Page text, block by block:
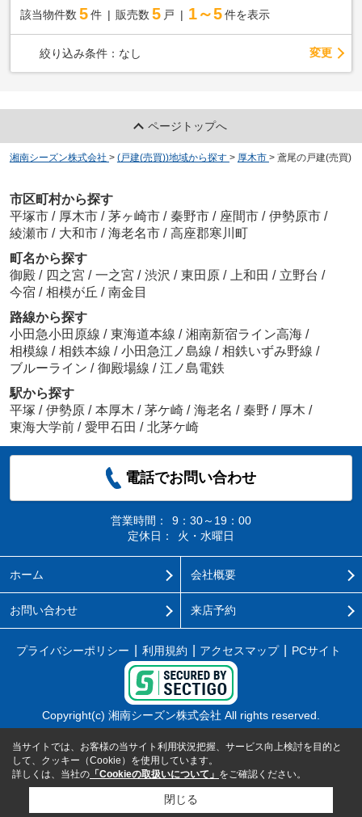
該当物件数 5件 販売数 5 戸 1～5 件を表示
絞り込み条件： なし 変更
ページトップへ
湘南シーズン株式会社 > (戸建(売買))地域から探す > 厚木市 > 鳶尾の戸建(売買)
市区町村から探す
平塚市 / 厚木市 / 茅ヶ崎市 / 秦野市 / 座間市 / 伊勢原市 /
綾瀬市 / 大和市 / 海老名市 / 高座郡寒川町
町名から探す
御殿 / 四之宮 / 一之宮 / 渋沢 / 東田原 / 上和田 / 立野台 /
今宿 / 相模が丘 / 南金目
路線から探す
小田急小田原線 / 東海道本線 / 湘南新宿ライン高海 /
相模線 / 相鉄本線 / 小田急江ノ島線 / 相鉄いずみ野線 /
ブルーライン / 御殿場線 / 江ノ島電鉄
駅から探す
平塚 / 伊勢原 / 本厚木 / 茅ケ崎 / 海老名 / 秦野 / 厚木 /
東海大学前 / 愛甲石田 / 北茅ケ崎
電話でお問い合わせ
営業時間：
9：30～19：00
定休日：
火・水曜日
ホーム 会社概要
お問い合わせ 来店予約
プライバシーポリシー 利用規約 アクセスマップ PCサイト
Copyright(c) 湘南シーズン株式会社 All rights reserved.
当サイトでは、お客様の当サイト利用状況把握、サービス向上検討を目的と
して、クッキー（Cookie）を使用しています。
詳しくは、当社の 「Cookieの取扱いについて」 をご確認ください。
閉じる